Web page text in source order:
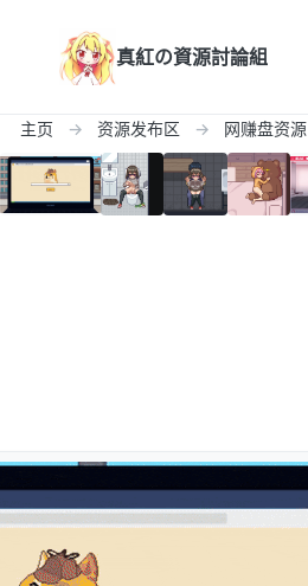
真紅の資源討論組
主页 资源发布区 网赚盘资源